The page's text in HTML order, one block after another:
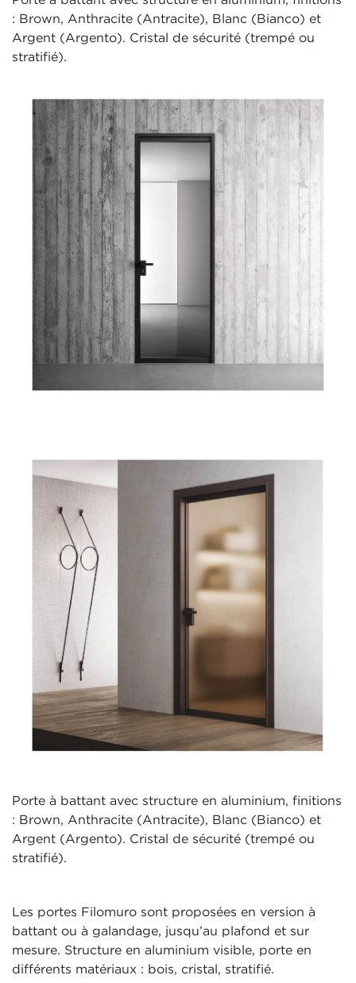
: Brown, Anthracite (Antracite), Blanc (Bianco) et
Argent (Argento). Cristal de sécurité (trempé ou
stratifié).
Porte à battant avec structure en aluminium, finitions
: Brown, Anthracite (Antracite), Blanc (Bianco) et
Argent (Argento). Cristal de sécurité (trempé ou
stratifié).
Les portes Filomuro sont proposées en version à
battant ou à galandage, jusqu’au plafond et sur
mesure. Structure en aluminium visible, porte en
différents matériaux : bois, cristal, stratifié.